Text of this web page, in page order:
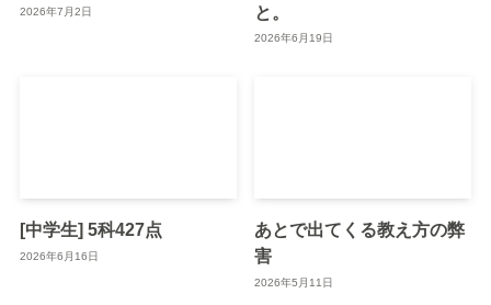
2026年7月2日
と。
2026年6月19日
[中学生] 5科427点
2026年6月16日
あとで出てくる教え方の弊
害
2026年5月11日